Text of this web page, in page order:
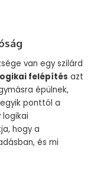
van egy szilárd
felépítés azt
épülnek,
ponttól a
logikai
hogy a
és mi